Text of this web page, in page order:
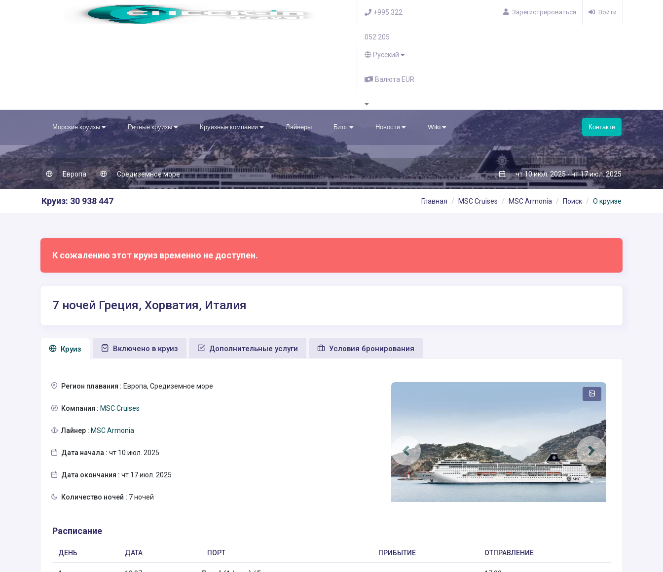
+995 322
052 205
Русский
Валюта EUR
Зарегистрироваться Войти
Морские круизы Речные круизы Круизные компании Лайнеры Блог Новости Wiki Контакти
Европа Средиземное море чт 10 июл. 2025 - чт 17 июл. 2025
Круиз: 30 938 447 Главная MSC Cruises MSC Armonia Поиск О круизе
К сожалению этот круиз временно не доступен.
7 ночей Греция, Хорватия, Италия
Круиз Включено в круиз Дополнительные услуги Условия бронирования
Регион плавания : Европа, Средиземное море
Компания : MSC Cruises
Лайнер : MSC Armonia
Дата начала : чт 10 июл. 2025
Дата окончания : чт 17 июл. 2025
Количество ночей : 7 ночей
Расписание
ДЕНЬ ДАТА ПОРТ ПРИБЫТИЕ ОТПРАВЛЕНИЕ